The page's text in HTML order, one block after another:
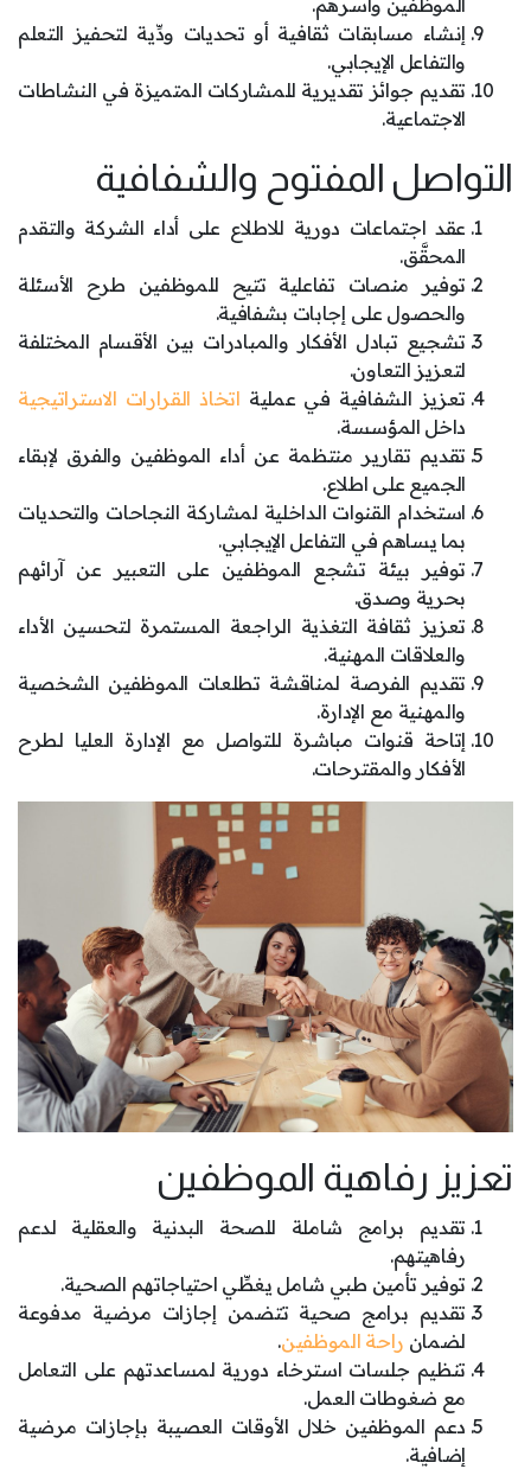
الموظفين وأسرهم.
إنشاء مسابقات ثقافية أو تحديات ودِّية لتحفيز التعلم
والتفاعل الإيجابي.
تقديم جوائز تقديرية للمشاركات المتميزة في النشاطات
الاجتماعية.
التواصل المفتوح والشفافية
عقد اجتماعات دورية للاطلاع على أداء الشركة والتقدم
المحقَّق.
توفير منصات تفاعلية تتيح للموظفين طرح الأسئلة
والحصول على إجابات بشفافية.
تشجيع تبادل الأفكار والمبادرات بين الأقسام المختلفة
لتعزيز التعاون.
تعزيز الشفافية في عملية اتخاذ القرارات الاستراتيجية
داخل المؤسسة.
تقديم تقارير منتظمة عن أداء الموظفين والفرق لإبقاء
الجميع على اطلاع.
استخدام القنوات الداخلية لمشاركة النجاحات والتحديات
بما يساهم في التفاعل الإيجابي.
توفير بيئة تشجع الموظفين على التعبير عن آرائهم
بحرية وصدق.
تعزيز ثقافة التغذية الراجعة المستمرة لتحسين الأداء
والعلاقات المهنية.
تقديم الفرصة لمناقشة تطلعات الموظفين الشخصية
والمهنية مع الإدارة.
إتاحة قنوات مباشرة للتواصل مع الإدارة العليا لطرح
الأفكار والمقترحات.
تعزيز رفاهية الموظفين
تقديم برامج شاملة للصحة البدنية والعقلية لدعم
رفاهيتهم.
توفير تأمين طبي شامل يغطِّي احتياجاتهم الصحية.
تقديم برامج صحية تتضمن إجازات مرضية مدفوعة
لضمان راحة الموظفين.
تنظيم جلسات استرخاء دورية لمساعدتهم على التعامل
مع ضغوطات العمل.
دعم الموظفين خلال الأوقات العصيبة بإجازات مرضية
إضافية.